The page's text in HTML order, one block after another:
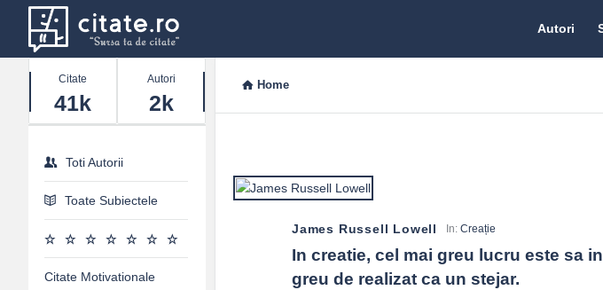
Autori
Home
James Russell Lowell In: Creație
In creatie, cel mai greu lucru este sa
greu de realizat ca un stejar.
Stats
Citate
41k
Autori
2k
Toti Autorii
Toate Subiectele
Citate Motivationale